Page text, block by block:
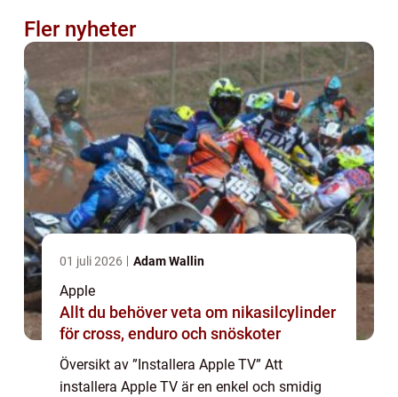
Fler nyheter
01 juli 2026 Adam Wallin
Apple
Allt du behöver veta om nikasilcylinder
för cross, enduro och snöskoter
Översikt av ”Installera Apple TV” Att
installera Apple TV är en enkel och smidig